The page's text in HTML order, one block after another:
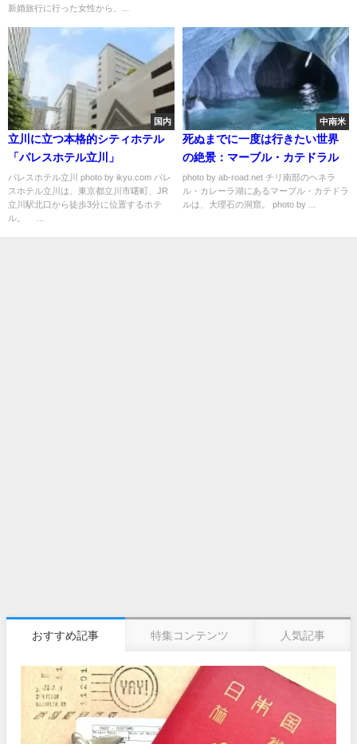
新婚旅行に行った女性から、...
国内
立川に立つ本格的シティホテル
「パレスホテル立川」
パレスホテル立川 photo by ikyu.com パレ
スホテル立川は、東京都立川市曙町、JR
立川駅北口から徒歩3分に位置するホテ
ル。 ...
中南米
死ぬまでに一度は行きたい世界
の絶景：マーブル・カテドラル
photo by ab-road.net チリ南部のヘネラ
ル・カレーラ湖にあるマーブル・カテドラ
ルは、大理石の洞窟。 photo by ...
おすすめ記事 特集コンテンツ 人気記事